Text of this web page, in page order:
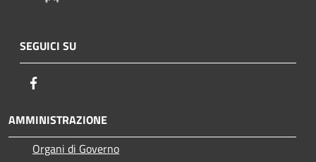
SEGUICI SU
AMMINISTRAZIONE
Organi di Governo